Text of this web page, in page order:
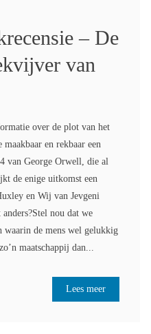
– De
van
over de plot van het
en rekbaar een
van George Orwell, die al
de enige uitkomst een
en Wij van Jevgeni
nou dat we
waarin de mens wel gelukkig
maatschappij dan...
Lees meer